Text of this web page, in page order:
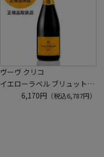
ヴーヴ クリコ
イエローラベル ブリュット
750ml 正規品
6,170円 （税込6,787円）